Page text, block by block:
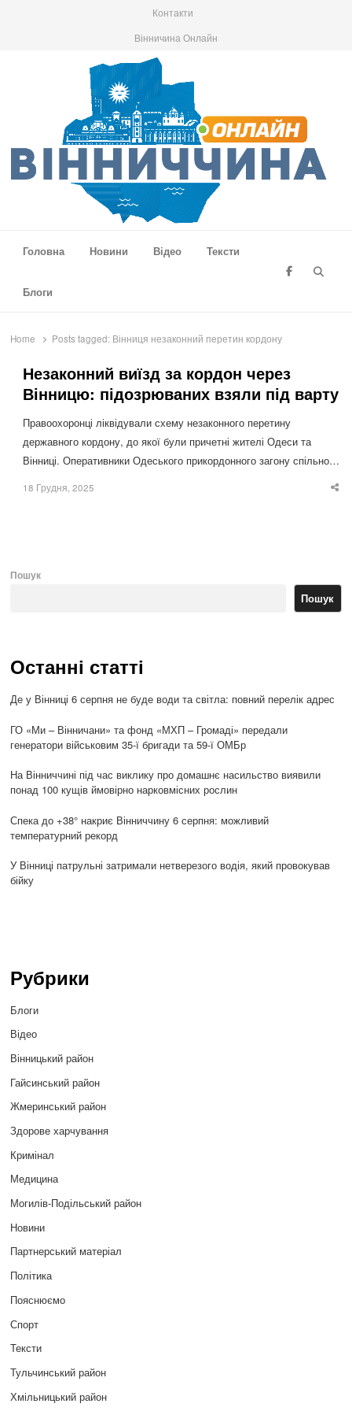
Контакти
Вінничина Онлайн
Головна
Новини Відео Тексти
Блоги
Home Posts tagged: Вінниця незаконний перетин кордону
Незаконний виїзд за кордон через
Вінницю: підозрюваних взяли під варту
Правоохоронці ліквідували схему незаконного перетину
державного кордону, до якої були причетні жителі Одеси та
Вінниці. Оперативники Одеського прикордонного загону спільно…
18 Грудня, 2025
Пошук
Пошук
Останні статті
Де у Вінниці 6 серпня не буде води та світла: повний перелік адрес
ГО «Ми – Вінничани» та фонд «МХП – Громаді» передали
генератори військовим 35-ї бригади та 59-ї ОМБр
На Вінниччині під час виклику про домашнє насильство виявили
понад 100 кущів ймовірно нарковмісних рослин
Спека до +38° накриє Вінниччину 6 серпня: можливий
температурний рекорд
У Вінниці патрульні затримали нетверезого водія, який провокував
бійку
Рубрики
Блоги
Відео
Вінницький район
Гайсинський район
Жмеринський район
Здорове харчування
Кримінал
Медицина
Могилів-Подільський район
Новини
Партнерський матеріал
Політика
Пояснюємо
Спорт
Тексти
Тульчинський район
Хмільницький район